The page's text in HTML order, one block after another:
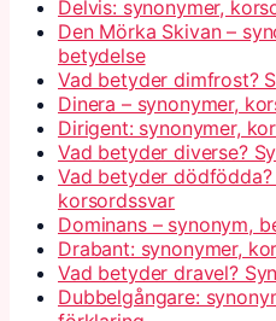
Delvis: synonymer,
Den Mörka Skivan –
betydelse
Vad betyder dimfrost?
Dinera – synonymer,
Dirigent: synonymer,
Vad betyder diverse?
Vad betyder
korsordssvar
Dominans – synonym,
Drabant: synonymer,
Vad betyder dravel?
Dubbelgångare: